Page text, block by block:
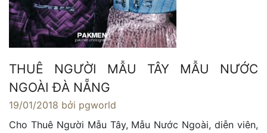
THUÊ NGƯỜI MẪU TÂY MẪU NƯỚC
NGOÀI ĐÀ NẴNG
19/01/2018 bởi pgworld
Cho Thuê Người Mẫu Tây, Mẫu Nước Ngoài, diễn viên,